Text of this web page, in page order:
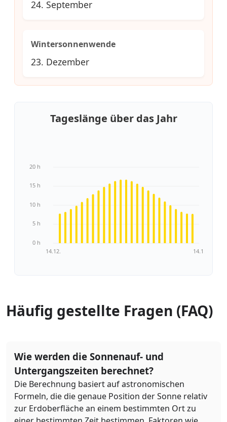
24. September
Wintersonnenwende
23. Dezember
Tageslänge über das Jahr
0 h
5 h
10 h
15 h
20 h
14.12. 14.1.
Häufig gestellte Fragen (FAQ)
Wie werden die Sonnenauf- und
Untergangszeiten berechnet?
Die Berechnung basiert auf astronomischen
Formeln, die die genaue Position der Sonne relativ
zur Erdoberfläche an einem bestimmten Ort zu